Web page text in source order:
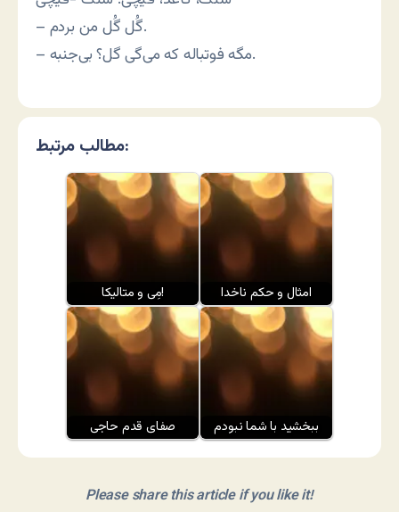
– گُل گُل من بردم.
– مگه فوتباله که می‌گی گل؟ بی‌جنبه.
مطالب مرتبط:
مِی و متالیکا! امثال و حکم ناخدا
صفای قدم حاجی ببخشید با شما نبودم
Please share this article if you like it!